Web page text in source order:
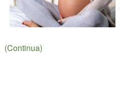
(Continua)